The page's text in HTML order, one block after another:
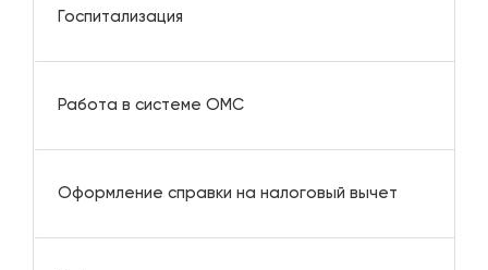
Госпитализация
Работа в системе ОМС
Оформление справки на налоговый вычет